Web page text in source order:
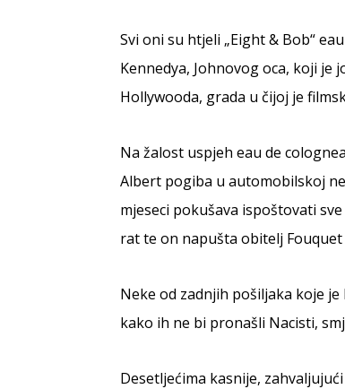
Svi oni su htjeli „Eight & Bob“
Kennedya, Johnovog oca, koji
Hollywooda, grada u čijoj je
Na žalost uspjeh eau de
Albert pogiba u automobilskoj
mjeseci pokušava ispoštovati
rat te on napušta obitelj
Neke od zadnjih pošiljaka koje
kako ih ne bi pronašli Nacisti,
Desetljećima kasnije,